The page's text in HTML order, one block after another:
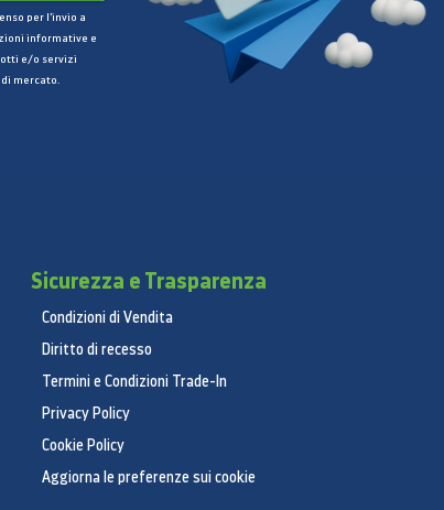
per l’invio a
informative e
e/o servizi
mercato.
Sicurezza e Trasparenza
Condizioni di Vendita
Diritto di recesso
Termini e Condizioni Trade-In
Privacy Policy
Cookie Policy
Aggiorna le preferenze sui cookie